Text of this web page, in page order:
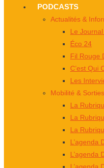
PODCASTS
Actualités &
Le
Éco 24
Fil Rouge
C’est Qui
Les
Mobilité & Sorties
La
La
La
L’agenda
L’agenda